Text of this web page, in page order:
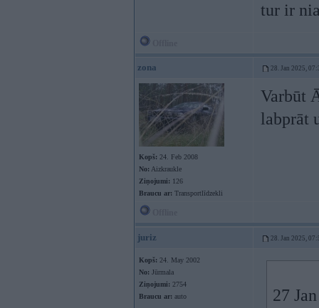
tur ir
zona 28. Jan 2025,
Kopš: 24. Feb 2008
No: Aizkraukle
Ziņojumi: 126
Braucu ar: Transportlīdzekli
Varbūt
labprāt
juriz 28. Jan 2025,
Kopš: 24. May 2002
No: Jūrmala
Ziņojumi: 2754
Braucu ar: auto
27